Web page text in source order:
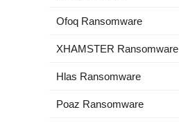
Ofoq Ransomware
XHAMSTER Ransomware
Hlas Ransomware
Poaz Ransomware